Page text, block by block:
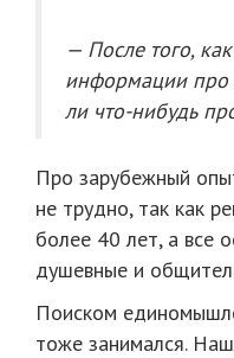
— После того,
информации про
ли что-нибудь
Про зарубежный
не трудно, так как
более 40 лет, а все
душевные и
Поиском
тоже занимался.